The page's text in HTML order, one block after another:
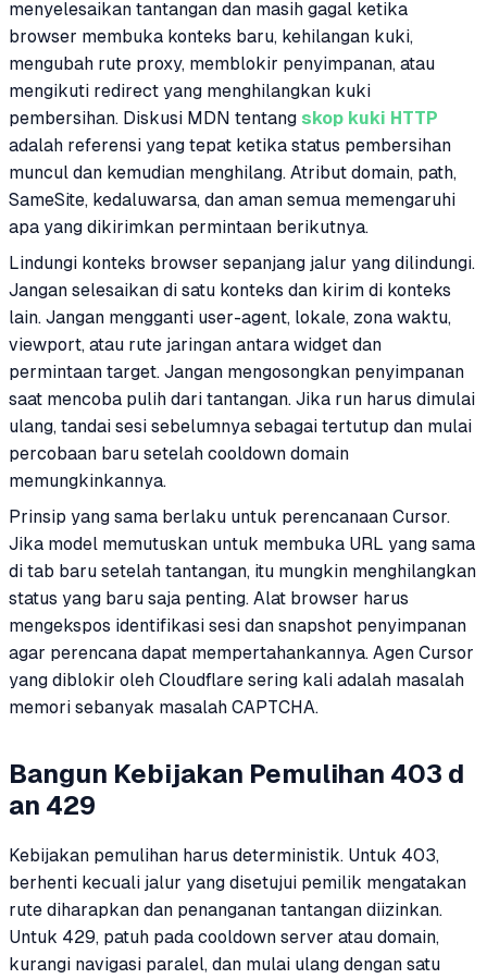
menyelesaikan tantangan dan masih gagal ketika
browser membuka konteks baru, kehilangan kuki,
mengubah rute proxy, memblokir penyimpanan, atau
mengikuti redirect yang menghilangkan kuki
pembersihan. Diskusi MDN tentang skop kuki HTTP
adalah referensi yang tepat ketika status pembersihan
muncul dan kemudian menghilang. Atribut domain, path,
SameSite, kedaluwarsa, dan aman semua memengaruhi
apa yang dikirimkan permintaan berikutnya.
Lindungi konteks browser sepanjang jalur yang dilindungi.
Jangan selesaikan di satu konteks dan kirim di konteks
lain. Jangan mengganti user-agent, lokale, zona waktu,
viewport, atau rute jaringan antara widget dan
permintaan target. Jangan mengosongkan penyimpanan
saat mencoba pulih dari tantangan. Jika run harus dimulai
ulang, tandai sesi sebelumnya sebagai tertutup dan mulai
percobaan baru setelah cooldown domain
memungkinkannya.
Prinsip yang sama berlaku untuk perencanaan Cursor.
Jika model memutuskan untuk membuka URL yang sama
di tab baru setelah tantangan, itu mungkin menghilangkan
status yang baru saja penting. Alat browser harus
mengekspos identifikasi sesi dan snapshot penyimpanan
agar perencana dapat mempertahankannya. Agen Cursor
yang diblokir oleh Cloudflare sering kali adalah masalah
memori sebanyak masalah CAPTCHA.
Bangun Kebijakan Pemulihan 403 d
an 429
Kebijakan pemulihan harus deterministik. Untuk 403,
berhenti kecuali jalur yang disetujui pemilik mengatakan
rute diharapkan dan penanganan tantangan diizinkan.
Untuk 429, patuh pada cooldown server atau domain,
kurangi navigasi paralel, dan mulai ulang dengan satu